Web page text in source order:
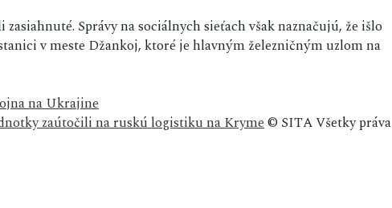
Správy na sociálnych sieťach však naznačujú, že išlo
v meste Džankoj, ktoré je hlavným železničným uzlom na
na Ukrajine
zaútočili na ruskú logistiku na Kryme© SITA Všetky práva